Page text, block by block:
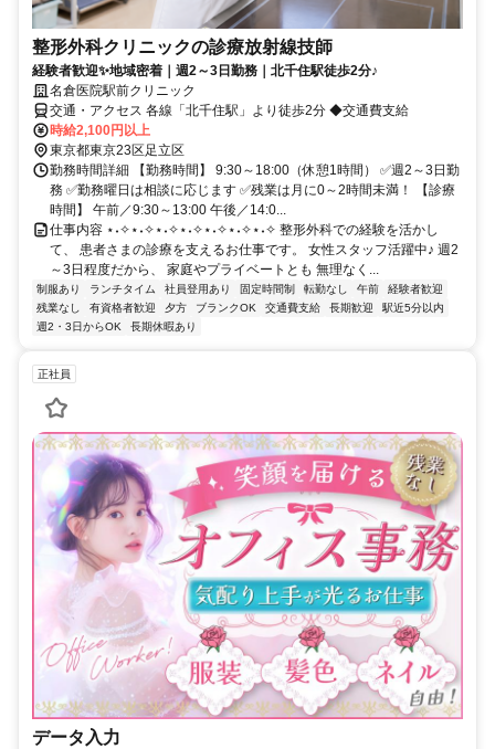
整形外科クリニックの診療放射線技師
経験者歓迎✨地域密着｜週2～3日勤務｜北千住駅徒歩2分♪
名倉医院駅前クリニック
交通・アクセス 各線「北千住駅」より徒歩2分 ◆交通費支給
時給2,100円以上
東京都東京23区足立区
勤務時間詳細 【勤務時間】 9:30～18:00（休憩1時間） ✅週2～3日勤
務 ✅勤務曜日は相談に応じます ✅残業は月に0～2時間未満！ 【診療
時間】 午前／9:30～13:00 午後／14:0...
仕事内容 ⋆˖✧⋆˖✧⋆˖✧⋆˖✧⋆˖✧⋆˖✧⋆˖✧ 整形外科での経験を活かし
て、 患者さまの診療を支えるお仕事です。 女性スタッフ活躍中♪ 週2
～3日程度だから、 家庭やプライベートとも 無理なく...
制服あり ランチタイム 社員登用あり 固定時間制 転勤なし 午前
経験者歓迎
残業なし
有資格者歓迎 夕方 ブランクOK 交通費支給 長期歓迎
駅近5分以内
週2・3日からOK
長期休暇あり
正社員
データ入力